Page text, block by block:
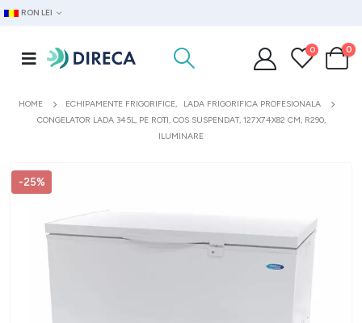
RON LEI
0 0
HOME ECHIPAMENTE FRIGORIFICE,
LADA FRIGORIFICA PROFESIONALA
CONGELATOR LADA 345L, PE ROTI, COS SUSPENDAT, 127X74X82 CM, R290,
ILUMINARE
-25%